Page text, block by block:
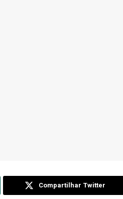
Compartilhar Twitter